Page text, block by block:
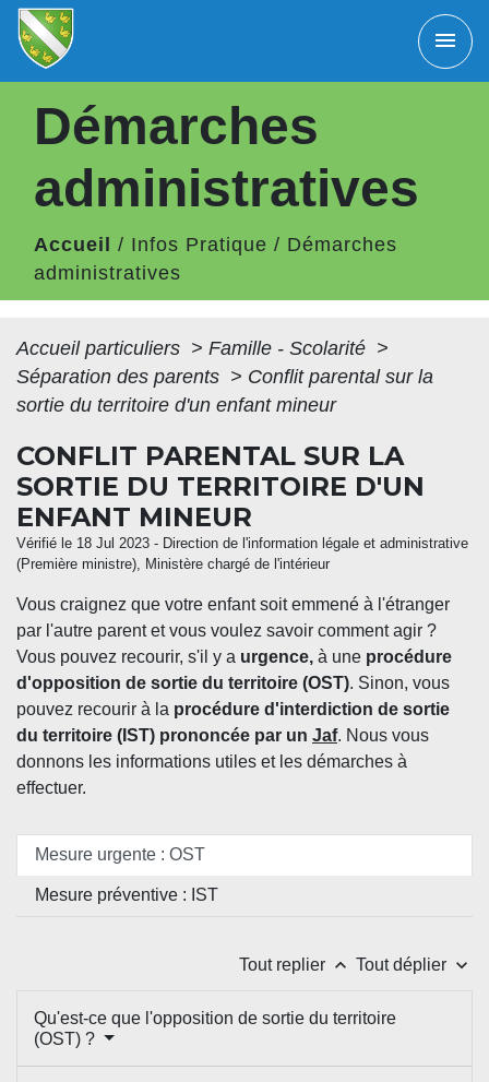
menu
Démarches
administratives
Accueil / Infos Pratique / Démarches
administratives
Accueil particuliers > Famille - Scolarité >
Séparation des parents > Conflit parental sur la
sortie du territoire d'un enfant mineur
CONFLIT PARENTAL SUR LA
SORTIE DU TERRITOIRE D'UN
ENFANT MINEUR
Vérifié le 18 Jul 2023 - Direction de l'information légale et administrative
(Première ministre), Ministère chargé de l'intérieur
Vous craignez que votre enfant soit emmené à l'étranger
par l'autre parent et vous voulez savoir comment agir ?
Vous pouvez recourir, s'il y a urgence, à une procédure
d'opposition de sortie du territoire (OST). Sinon, vous
pouvez recourir à la procédure d'interdiction de sortie
du territoire (IST) prononcée par un Jaf. Nous vous
donnons les informations utiles et les démarches à
effectuer.
Mesure urgente : OST
Mesure préventive : IST
Tout replier keyboard_arrow_up Tout déplier keyboard_arrow_down
Qu'est-ce que l'opposition de sortie du territoire
(OST) ?